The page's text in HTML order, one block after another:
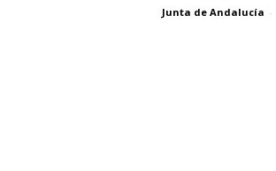
Junta de Andalucía -